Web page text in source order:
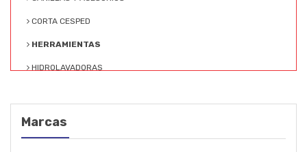
CORTA CESPED
HERRAMIENTAS
HIDROLAVADORAS
Industria y Ferreteria
Marcas